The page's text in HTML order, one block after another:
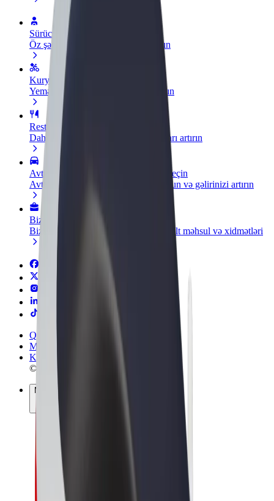
Sürücü ol
Öz şərtlərinizə uyğun olaraq qazanın
Kuryer kimi qoşul
Yemək çatdırın və həftəlik ödəniş alın
Restoran və ya mağaza əlavə edin
Daha çox müştəri cəlb edin və satışları artırın
Avtopark sahibi kimi qeydiyyatdan keçin
Avtoparkınızı Bolt platformasına qoşun və gəlirinizi artırın
Biznes üçün Bolt
Biznesiniz üçün miqyaslandırılmış Bolt məhsul və xidmətləri
Qaydalar və Şərtlər
Məxfilik
Kukilər
© 2026 Bolt Technology OÜ
Məhsullar
Gedişlər
Skuterlər
Bolt Market
Bolt Food